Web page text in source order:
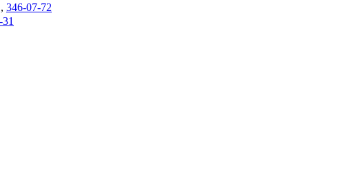
, 346-07-72